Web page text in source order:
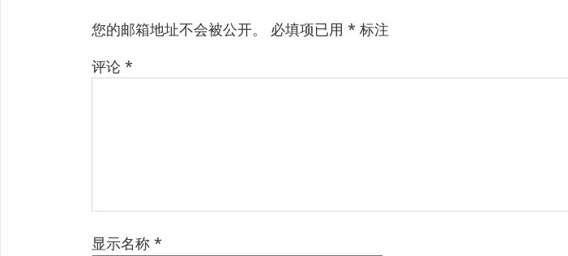
您的邮箱地址不会被公开。 必填项已用 * 标注
评论 *
显示名称 *